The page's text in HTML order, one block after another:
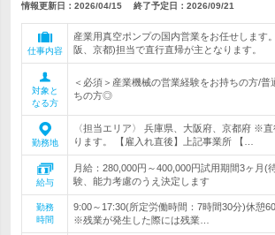
情報更新日：2026/04/15 終了予定日： 2026/09/21
仕事内容
産業用真空ポンプの国内営業をお任せします
阪、京都)担当で直行直帰が主となります。
対象と
なる方
＜必須＞産業機械の営業経験をお持ちの方/普
ちの方◎
勤務地
〈担当エリア〉 兵庫県、大阪府、京都府 ※
ります。 【雇入れ直後】上記事業所 【…
給与
月給：280,000円～400,000円試用期間3ヶ月(
験、能力考慮のうえ決定します
勤務
時間
9:00～17:30(所定労働時間：7時間30分)休憩
※残業が発生した際には残業…